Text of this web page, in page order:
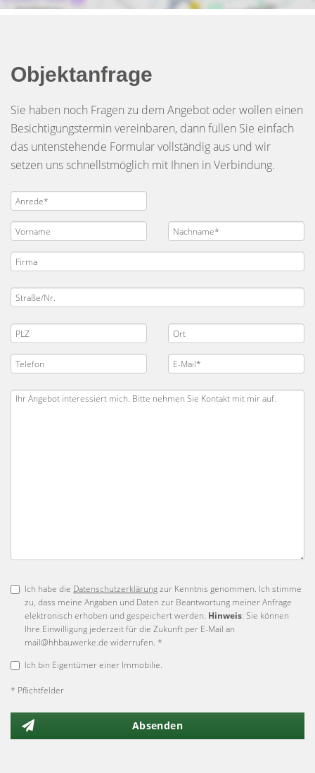
Objektanfrage
Sie haben noch Fragen zu dem Angebot oder wollen einen
Besichtigungstermin vereinbaren, dann füllen Sie einfach
das untenstehende Formular vollständig aus und wir
setzen uns schnellstmöglich mit Ihnen in Verbindung.
Ich habe die Datenschutzerklärungzur Kenntnis genommen. Ich stimme
zu, dass meine Angaben und Daten zur Beantwortung meiner Anfrage
elektronisch erhoben und gespeichert werden. Hinweis: Sie können
Ihre Einwilligung jederzeit für die Zukunft per E-Mail an
mail@hhbauwerke.de widerrufen. *
Ich bin Eigentümer einer Immobilie.
* Pflichtfelder
Absenden